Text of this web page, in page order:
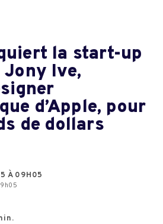
la start-up
Ive,
d’Apple, pour
de dollars
À 09H05